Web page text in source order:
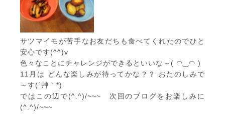
サツマイモが苦手なお友だちも食べてくれたのでひと
安心です(^^)v
色々なことにチャレンジができるといいな～( ◠‿◠ )
11月は どんな楽しみが待ってかな？？ おたのしみで
～す(´艸｀*)
ではこの辺で(^.^)/~~~ 次回のブログをお楽しみに
(^.^)/~~~